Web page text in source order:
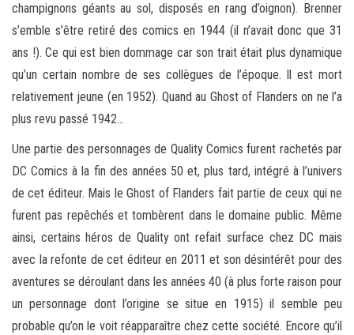
champignons géants au sol, disposés en rang d’oignon). Brenner
s’emble s’être retiré des comics en 1944 (il n’avait donc que 31
ans !). Ce qui est bien dommage car son trait était plus dynamique
qu’un certain nombre de ses collègues de l’époque. Il est mort
relativement jeune (en 1952). Quand au Ghost of Flanders on ne l’a
plus revu passé 1942…
Une partie des personnages de Quality Comics furent rachetés par
DC Comics à la fin des années 50 et, plus tard, intégré à l’univers
de cet éditeur. Mais le Ghost of Flanders fait partie de ceux qui ne
furent pas repêchés et tombèrent dans le domaine public. Même
ainsi, certains héros de Quality ont refait surface chez DC mais
avec la refonte de cet éditeur en 2011 et son désintérêt pour des
aventures se déroulant dans les années 40 (à plus forte raison pour
un personnage dont l’origine se situe en 1915) il semble peu
probable qu’on le voit réapparaître chez cette société. Encore qu’il